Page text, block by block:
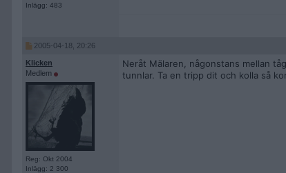
Inlägg: 483
2005-04-18, 20:26
Klicken
Medlem
Reg: Okt 2004
Inlägg: 2 300
Neråt Mälaren, någonstans mellan
tunnlar. Ta en tripp dit och kolla så